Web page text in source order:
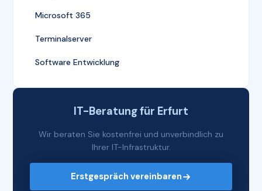
Microsoft 365
Terminalserver
Software Entwicklung
IT-Beratung für Erfurt
Wir beraten Sie kostenfrei und unverbindlich zu
Ihrer IT-Infrastruktur.
Erstgespräch vereinbaren